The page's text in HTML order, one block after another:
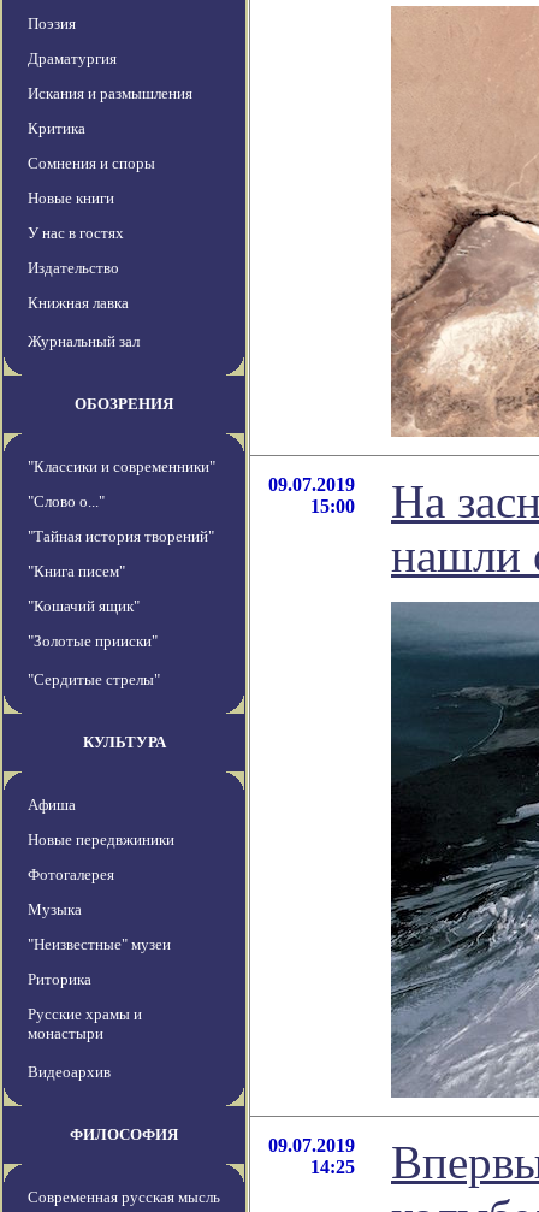
Поэзия
Драматургия
Искания и размышления
Критика
Сомнения и споры
Новые книги
У нас в гостях
Издательство
Книжная лавка
Журнальный зал
ОБОЗРЕНИЯ
"Классики и современники"
"Слово о..."
"Тайная история творений"
"Книга писем"
"Кошачий ящик"
"Золотые прииски"
"Сердитые стрелы"
КУЛЬТУРА
Афиша
Новые передвжиники
Фотогалерея
Музыка
"Неизвестные" музеи
Риторика
Русские храмы и
монастыри
Видеоархив
ФИЛОСОФИЯ
Современная русская мысль
09.07.2019
15:00
На
нашли
09.07.2019
14:25